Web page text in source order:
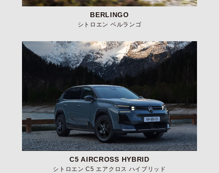
BERLINGO
シトロエン ベルランゴ
C5 AIRCROSS HYBRID
シトロエン C5 エアクロス ハイブリッド